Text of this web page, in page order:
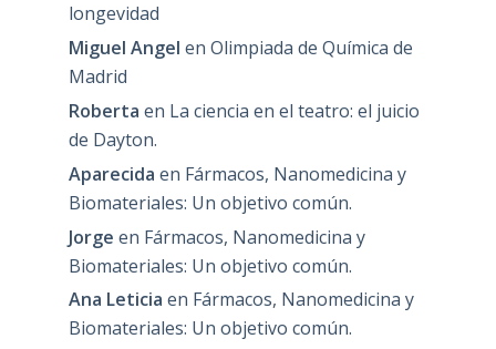
longevidad
Miguel Angel en Olimpiada de Química de
Madrid
Roberta en La ciencia en el teatro: el juicio
de Dayton.
Aparecida en Fármacos, Nanomedicina y
Biomateriales: Un objetivo común.
Jorge en Fármacos, Nanomedicina y
Biomateriales: Un objetivo común.
Ana Leticia en Fármacos, Nanomedicina y
Biomateriales: Un objetivo común.